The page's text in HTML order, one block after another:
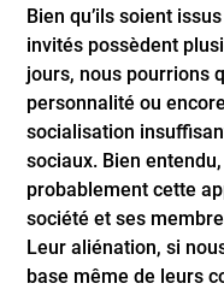
Bien qu’ils soient
invités possèdent
jours, nous pourrions
personnalité ou
socialisation
sociaux. Bien
probablement cette
société et ses
Leur aliénation, si
base même de leurs